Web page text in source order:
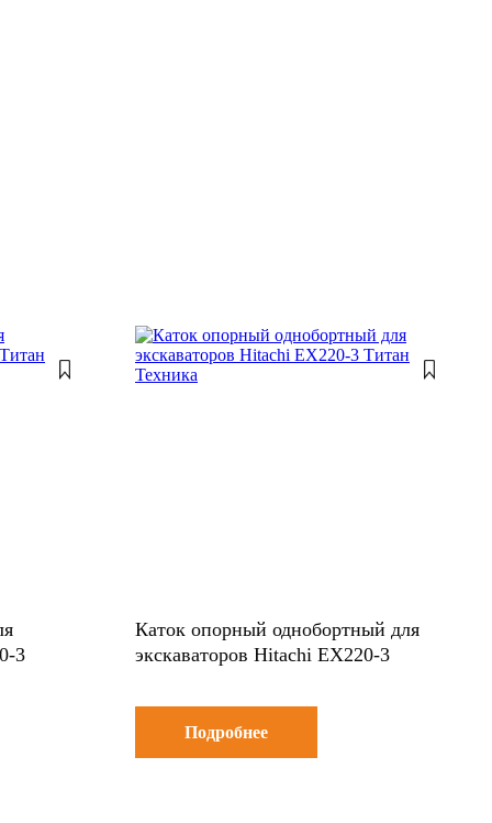
3
Каток опорный однобортный для
экскаваторов Hitachi EX220-3
Подробнее